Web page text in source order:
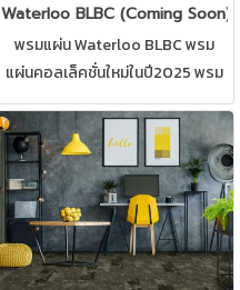
Waterloo BLBC (Coming Soon)
พรมแผ่น Waterloo BLBC พรม
แผ่นคอลเล็คชั่นใหม่ในปี2025 พรม
สำหรับปูพื้นสำนักงาน,ห้อง
ทำงาน,ห้องประชุม มีให้เลือกหลาก
หลายแบบ